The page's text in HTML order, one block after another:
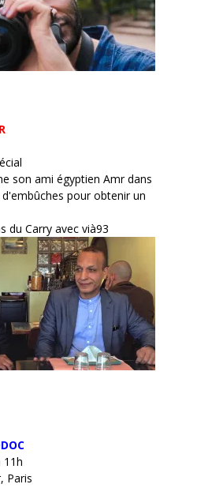
son ami égyptien Amr dans
pour obtenir un
du Carry avec vià93
11h
Paris